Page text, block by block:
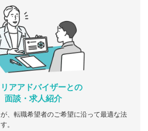
アアドバイザーとの
面談・求人紹介
、転職希望者のご希望に沿って最適な法
。